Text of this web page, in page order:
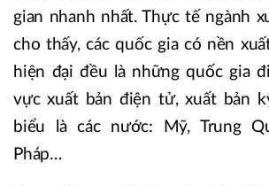
gian nhanh nhất. Thực tế ngành
cho thấy, các quốc gia có nền
hiện đại đều là những quốc gia
vực xuất bản điện tử, xuất bản
biểu là các nước: Mỹ, Trung
Pháp…